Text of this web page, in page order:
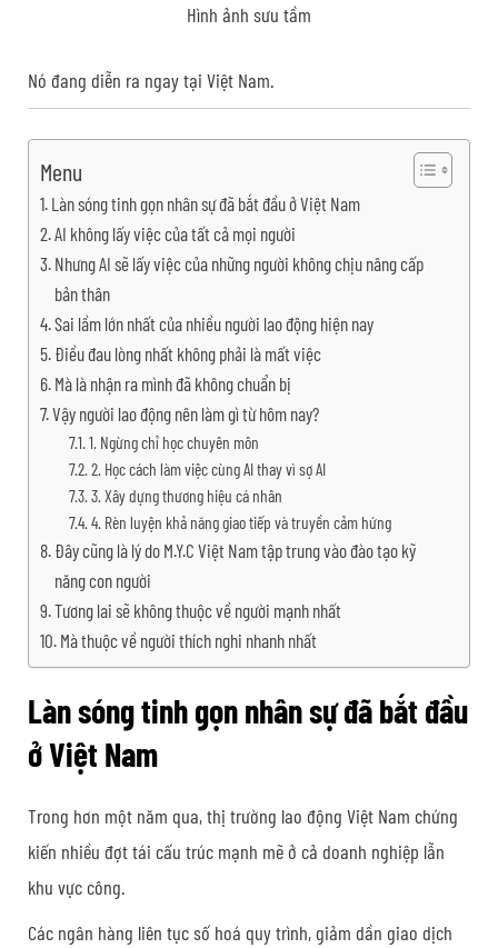
Hình ảnh sưu tầm
Nó đang diễn ra ngay tại Việt Nam.
Menu
Làn sóng tinh gọn nhân sự đã bắt đầu ở Việt Nam
AI không lấy việc của tất cả mọi người
Nhưng AI sẽ lấy việc của những người không chịu nâng cấp
bản thân
Sai lầm lớn nhất của nhiều người lao động hiện nay
Điều đau lòng nhất không phải là mất việc
Mà là nhận ra mình đã không chuẩn bị
Vậy người lao động nên làm gì từ hôm nay?
1. Ngừng chỉ học chuyên môn
2. Học cách làm việc cùng AI thay vì sợ AI
3. Xây dựng thương hiệu cá nhân
4. Rèn luyện khả năng giao tiếp và truyền cảm hứng
Đây cũng là lý do M.Y.C Việt Nam tập trung vào đào tạo kỹ
năng con người
Tương lai sẽ không thuộc về người mạnh nhất
Mà thuộc về người thích nghi nhanh nhất
Làn sóng tinh gọn nhân sự đã bắt đầu
ở Việt Nam
Trong hơn một năm qua, thị trường lao động Việt Nam chứng
kiến nhiều đợt tái cấu trúc mạnh mẽ ở cả doanh nghiệp lẫn
khu vực công.
Các ngân hàng liên tục số hoá quy trình, giảm dần giao dịch